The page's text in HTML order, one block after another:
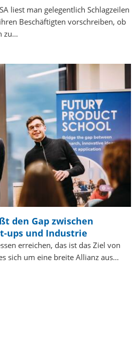
liest man gelegentlich Schlagzeilen
Beschäftigten vorschreiben, ob
zu…
den Gap zwischen
ups und Industrie
erreichen, das ist das Ziel von
sich um eine breite Allianz aus…